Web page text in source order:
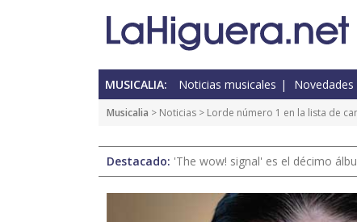
MUSICALIA: Noticias musicales Novedades
Musicalia > Noticias > Lorde número 1 en la lista de
Destacado: 'The wow! signal' es el décimo